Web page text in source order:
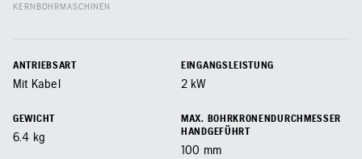
KERNBOHRMASCHINEN
ANTRIEBSART
Mit Kabel
EINGANGSLEISTUNG
2 kW
GEWICHT
6.4 kg
MAX. BOHRKRONENDURCHMESSER
HANDGEFÜHRT
100 mm